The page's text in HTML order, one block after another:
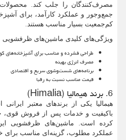
مصرف‌کنندگان را جلب کند.
جمع‌وجور و عملکرد کارآمد، برای
کم‌جمعیت بسیار مناسب هستند.
ویژگی‌های کلیدی ماشین‌های
طراحی فشرده و مناسب برای آشپزخانه‌های
مصرف انرژی بهینه
برنامه‌های شست‌وشوی سریع و اقتصادی
قیمت مناسب نسبت به رقبا
6. برند هیمالیا ( Himalia
)
هیمالیا یکی از برندهای معتبر
باکیفیت و خدمات پس از فروش قوی،
کرده است. ماشین‌های ظرفشویی
عملکرد مطلوب، گزینه‌ای مناسب برای